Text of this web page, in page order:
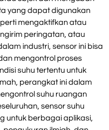
yang dapat digunakan
mengaktifkan atau
peringatan, atau
industri, sensor ini bisa
mengontrol proses
suhu tertentu untuk
perangkat ini dalam
suhu ruangan
sensor suhu
untuk berbagai aplikasi,